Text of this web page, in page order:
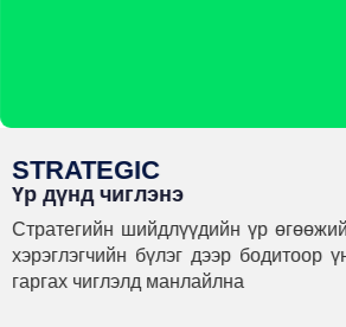
STRATEGIC
Үр дүнд чиглэнэ
Стратегийн шийдлүүдийн үр
хэрэглэгчийн бүлэг дээр бодитоор
гаргах чиглэлд манлайлна